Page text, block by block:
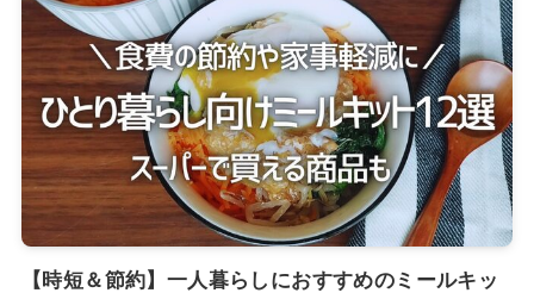
【時短＆節約】一人暮らしにおすすめのミールキッ